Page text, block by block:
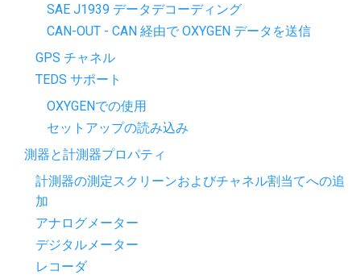
SAE J1939 データデコーディング
CAN-OUT - CAN 経由で OXYGEN データを送信
GPS チャネル
TEDS サポート
OXYGENでの使用
セットアップの読み込み
測器と計測器プロパティ
計測器の測定スクリーンおよびチャネル割当てへの追
加
アナログメーター
デジタルメーター
レコーダ